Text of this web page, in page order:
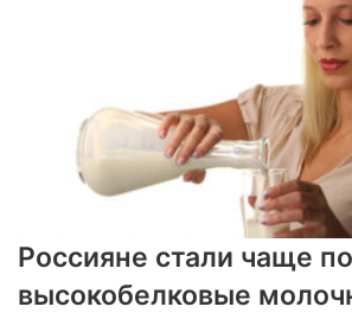
Россияне стали чаще
высокобелковые